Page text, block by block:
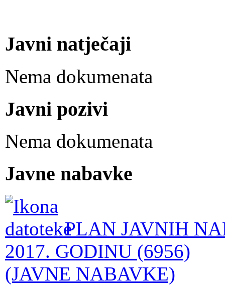
Javni natječaji
Nema dokumenata
Javni pozivi
Nema dokumenata
Javne nabavke
PLAN JAVNIH
2017. GODINU (6956)
(JAVNE NABAVKE)